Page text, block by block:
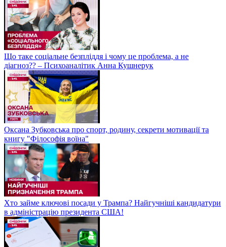
Що таке соціальне безпліддя і чому це проблема, а не
діагноз?? – Психоаналітик Анна Кушнерук
Оксана Зубковська про спорт, родину, секрети мотивації та
книгу "Філософія воїна"
Хто займе ключові посади у Трампа? Найгучніші кандидатури
в адміністрацію президента США!